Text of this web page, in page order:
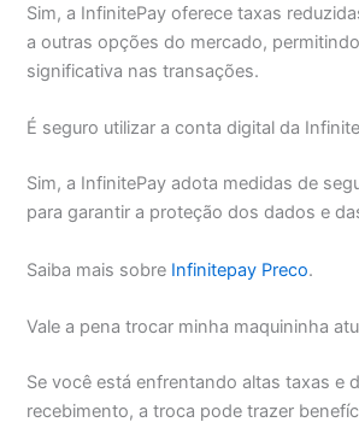
Sim, a InfinitePay oferece taxas
a outras opções do mercado,
significativa nas transações.
É seguro utilizar a conta digital da
Sim, a InfinitePay adota medidas de
para garantir a proteção dos dados e
Saiba mais sobre Infinitepay Preco.
Vale a pena trocar minha maquininha
Se você está enfrentando altas taxas e
recebimento, a troca pode trazer